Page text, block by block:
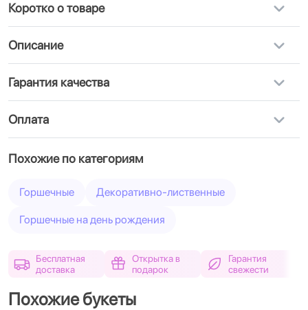
Коротко о товаре
Описание
Гарантия качества
Оплата
Похожие по категориям
Горшечные Декоративно-лиственные
Горшечные на день рождения
Бесплатная
доставка
Открытка в
подарок
Гарантия
свежести
Похожие букеты